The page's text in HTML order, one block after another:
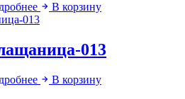
В корзину
013
В корзину